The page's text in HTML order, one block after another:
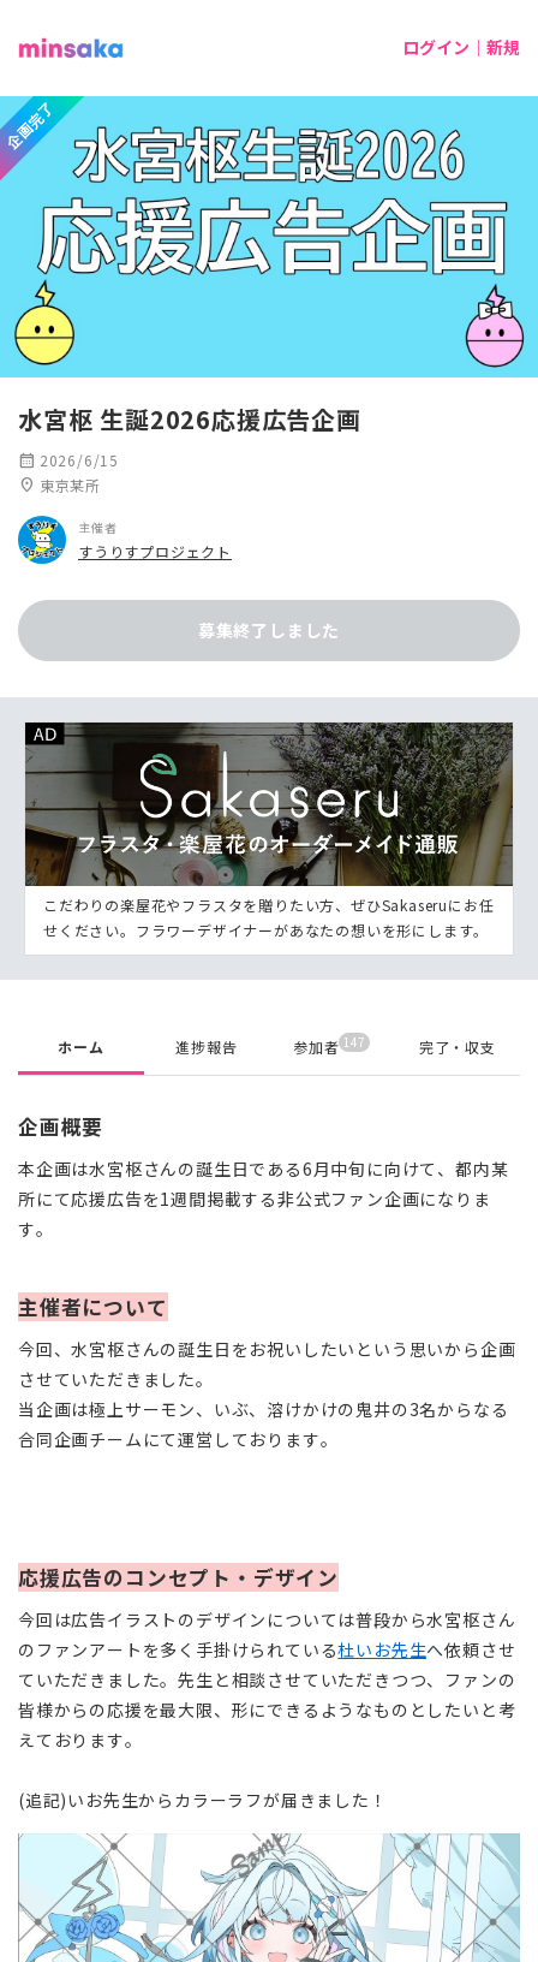
ログイン｜新規
企画完了
水宮枢 生誕2026応援広告企画
calendar_month 2026/6/15
location_on 東京某所
主催者
すうりすプロジェクト
募集終了しました
こだわりの楽屋花やフラスタを贈りたい方、ぜひSakaseruにお任
せください。フラワーデザイナーがあなたの想いを形にします。
ホーム 進捗報告 参加者 147 完了・収支
企画概要
本企画は水宮枢さんの誕生日である6月中旬に向けて、都内某
所にて応援広告を1週間掲載する非公式ファン企画になりま
す。
主催者について
今回、水宮枢さんの誕生日をお祝いしたいという思いから企画
させていただきました。
当企画は極上サーモン、いぶ、溶けかけの鬼井の3名からなる
合同企画チームにて運営しております。
応援広告のコンセプト・デザイン
今回は広告イラストのデザインについては普段から水宮枢さん
のファンアートを多く手掛けられている杜いお先生へ依頼させ
ていただきました。先生と相談させていただきつつ、ファンの
皆様からの応援を最大限、形にできるようなものとしたいと考
えております。
(追記)いお先生からカラーラフが届きました！